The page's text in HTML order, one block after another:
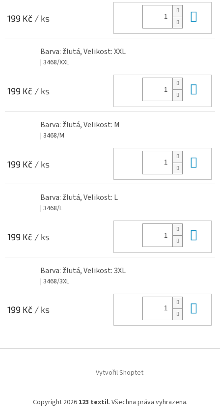
199 Kč / ks
Barva: žlutá, Velikost: XXL
| 3468/XXL
199 Kč / ks
Barva: žlutá, Velikost: M
| 3468/M
199 Kč / ks
Barva: žlutá, Velikost: L
| 3468/L
199 Kč / ks
Barva: žlutá, Velikost: 3XL
| 3468/3XL
199 Kč / ks
Vytvořil Shoptet
Copyright 2026 123 textil. Všechna práva vyhrazena.